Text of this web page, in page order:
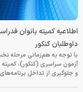
اطلاعیه کمیته بانوان
داوطلبان کنکور
با توجه به هم‌زمانی مرحله
آزمون سراسری (کنکور)، کمیته
و جلوگیری از تداخل برنامه‌های